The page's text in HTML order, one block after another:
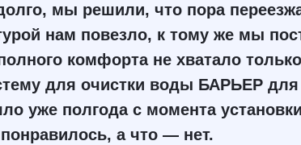
мы решили, что пора
нам повезло, к тому же мы
комфорта не хватало
для очистки воды БАРЬЕР
уже полгода с момента
понравилось, а что — нет.